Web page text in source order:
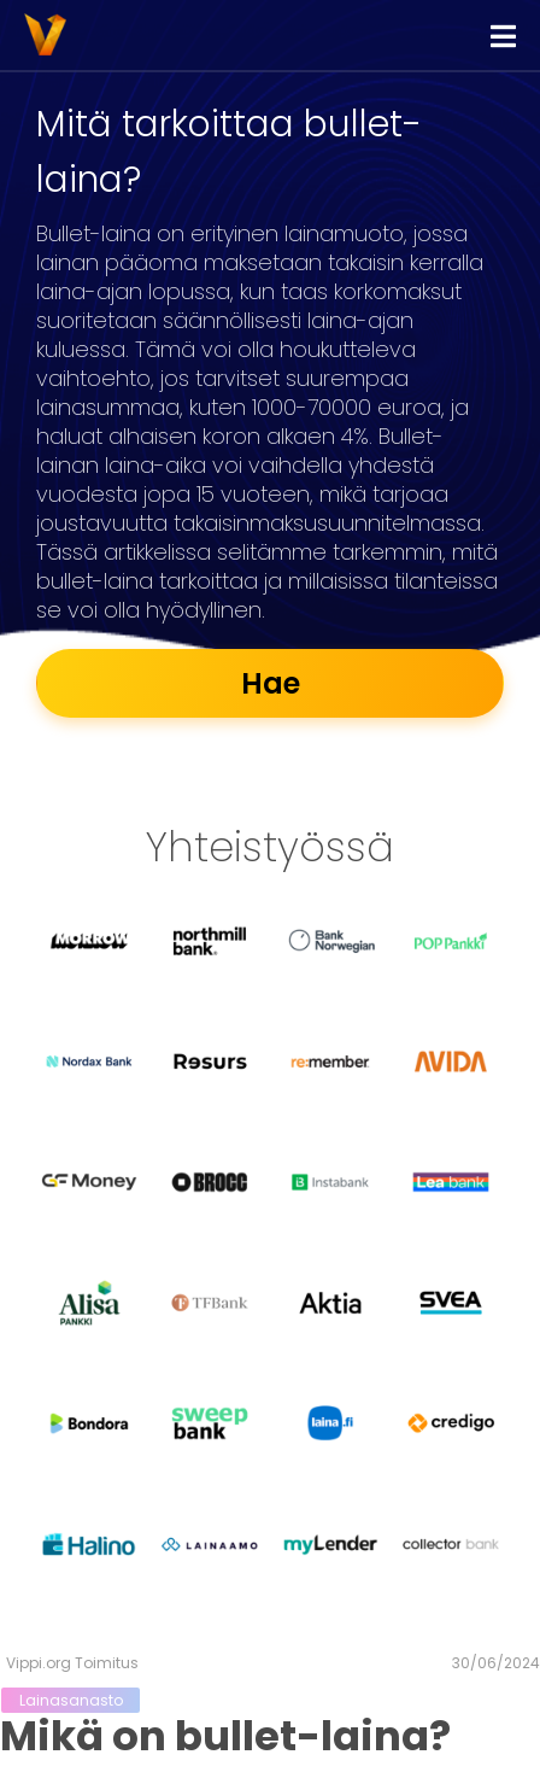
Vippi
Lainaa
Kilpailuta Lainat
Yhdistä Lainat
Yrityslimiitti
Mitä tarkoittaa bullet-
laina?
Bullet-laina on erityinen lainamuoto, jossa
lainan pääoma maksetaan takaisin kerralla
laina-ajan lopussa, kun taas korkomaksut
suoritetaan säännöllisesti laina-ajan
kuluessa. Tämä voi olla houkutteleva
vaihtoehto, jos tarvitset suurempaa
lainasummaa, kuten 1000-70000 euroa, ja
haluat alhaisen koron alkaen 4%. Bullet-
lainan laina-aika voi vaihdella yhdestä
vuodesta jopa 15 vuoteen, mikä tarjoaa
joustavuutta takaisinmaksusuunnitelmassa.
Tässä artikkelissa selitämme tarkemmin, mitä
bullet-laina tarkoittaa ja millaisissa tilanteissa
se voi olla hyödyllinen.
Hae
Yhteistyössä
Vippi.org Toimitus
30/06/2024
Lainasanasto
Mikä on bullet-laina?